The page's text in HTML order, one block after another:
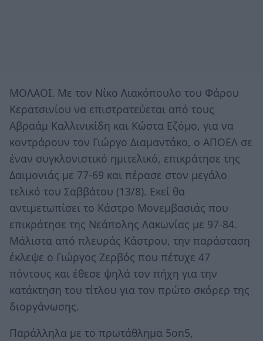
ΜΟΛΑΟΙ. Με τον Νίκο Λιακόπουλο του Φάρου
Κερατσινίου να επιστρατεύεται από τους
Αβραάμ Καλλινικίδη και Κώστα Εζόμο, για να
κοντράρουν τον Γιώργο Διαμαντάκο, ο ΑΠΟΕΛ σε
έναν συγκλονιστικό ημιτελικό, επικράτησε της
Δαιμονιάς με 77-69 και πέρασε στον μεγάλο
τελικό του Σαββάτου (13/8). Εκεί θα
αντιμετωπίσει το Κάστρο Μονεμβασιάς που
επικράτησε της Νεάπολης Λακωνίας με 97-84.
Μάλιστα από πλευράς Κάστρου, την παράσταση
έκλεψε ο Γιώργος Ζερβός που πέτυχε 47
πόντους και έθεσε ψηλά τον πήχη για την
κατάκτηση του τίτλου για τον πρώτο σκόρερ της
διοργάνωσης.
Παράλληλα με το πρωτάθλημα 5on5,